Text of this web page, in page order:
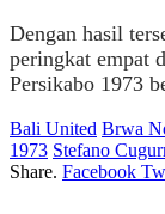
Dengan hasil
peringkat empat
Persikabo 1973
Bali United Brwa
1973 Stefano
Share. Facebook